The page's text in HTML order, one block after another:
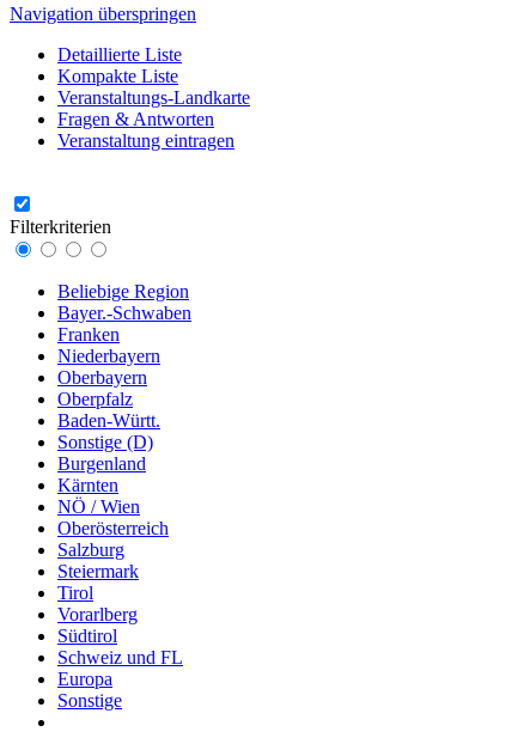
Navigation überspringen
Detaillierte Liste
Kompakte Liste
Veranstaltungs-Landkarte
Fragen & Antworten
Veranstaltung eintragen
Filterkriterien
Beliebige Region
Bayer.-Schwaben
Franken
Niederbayern
Oberbayern
Oberpfalz
Baden-Württ.
Sonstige (D)
Burgenland
Kärnten
NÖ / Wien
Oberösterreich
Salzburg
Steiermark
Tirol
Vorarlberg
Südtirol
Schweiz und FL
Europa
Sonstige